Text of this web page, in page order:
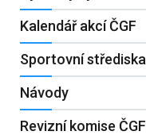
Kalendář akcí ČGF
Sportovní střediska
Návody
Revizní komise ČGF